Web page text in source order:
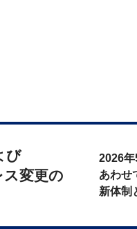
び
ス変更の
2026年
あわせ
新体制